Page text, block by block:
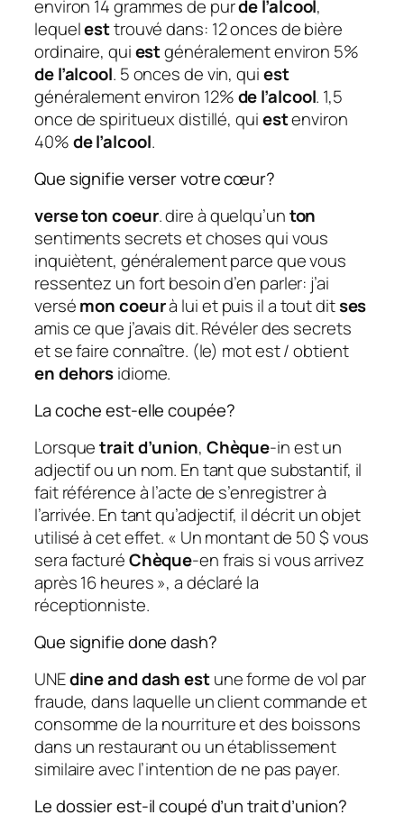
environ 14 grammes de purde l’alcool,
lequelesttrouvé dans: 12 onces de bière
ordinaire, quiestgénéralement environ 5%
de l’alcool. 5 onces de vin, quiest
généralement environ 12%de l’alcool. 1,5
once de spiritueux distillé, quiestenviron
40%de l’alcool.
Que signifie verser votre cœur?
verse ton coeur. dire à quelqu’unton
sentiments secrets et choses qui vous
inquiètent, généralement parce que vous
ressentez un fort besoin d’en parler: j’ai
versémon coeurà lui et puis il a tout ditses
amis ce que j’avais dit. Révéler des secrets
et se faire connaître. (le) mot est / obtient
en dehorsidiome.
La coche est-elle coupée?
Lorsquetrait d’union, Chèque-in est un
adjectif ou un nom. En tant que substantif, il
fait référence à l’acte de s’enregistrer à
l’arrivée. En tant qu’adjectif, il décrit un objet
utilisé à cet effet. « Un montant de 50 $ vous
sera facturéChèque-en frais si vous arrivez
après 16 heures », a déclaré la
réceptionniste.
Que signifie done dash?
UNEdine and dash estune forme de vol par
fraude, dans laquelle un client commande et
consomme de la nourriture et des boissons
dans un restaurant ou un établissement
similaire avec l’intention de ne pas payer.
Le dossier est-il coupé d’un trait d’union?